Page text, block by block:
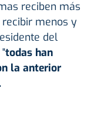
reciben más
menos y
del
todas han
la anterior